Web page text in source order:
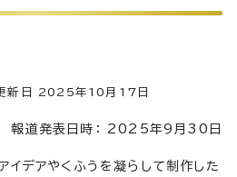
日 2025年10月17日
報道発表日時： 2025年9月30日
イデアやくふうを凝らして制作した